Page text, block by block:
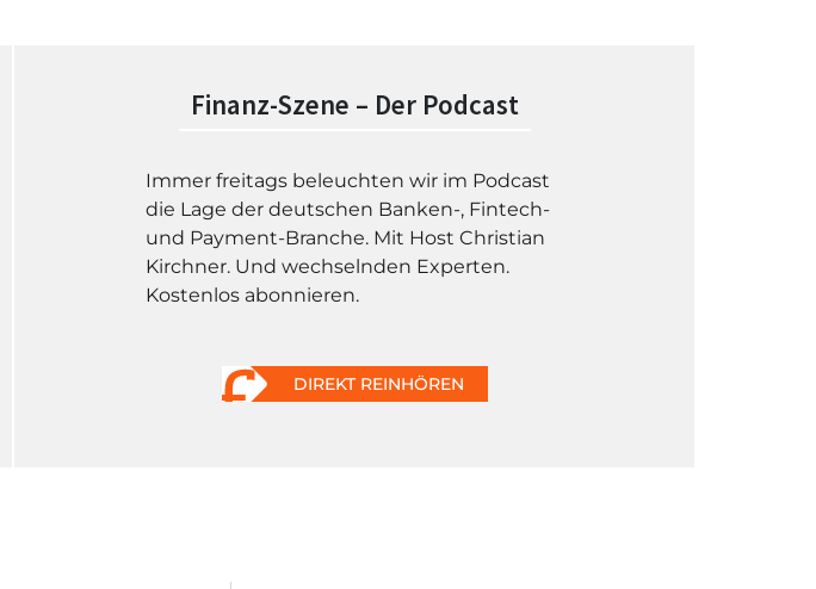
Finanz-Szene – Der Podcast
Immer freitags beleuchten wir im Podcast
die Lage der deutschen Banken-, Fintech-
und Payment-Branche. Mit Host Christian
Kirchner. Und wechselnden Experten.
Kostenlos abonnieren.
DIREKT REINHÖREN